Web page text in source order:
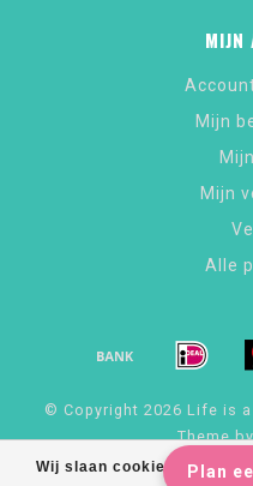
Wij slaan cookies op om
MIJN
Mijn
Mijn
Alle
© Copyright 2026 Life is
Theme
Plan